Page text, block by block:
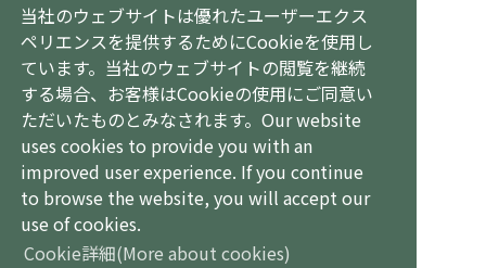
当社のウェブサイトは優れたユーザーエクス
ペリエンスを提供するためにCookieを使用し
ています。当社のウェブサイトの閲覧を継続
する場合、お客様はCookieの使用にご同意い
ただいたものとみなされます。Our website
uses cookies to provide you with an
improved user experience. If you continue
to browse the website, you will accept our
use of cookies.
Cookie詳細(More about cookies)